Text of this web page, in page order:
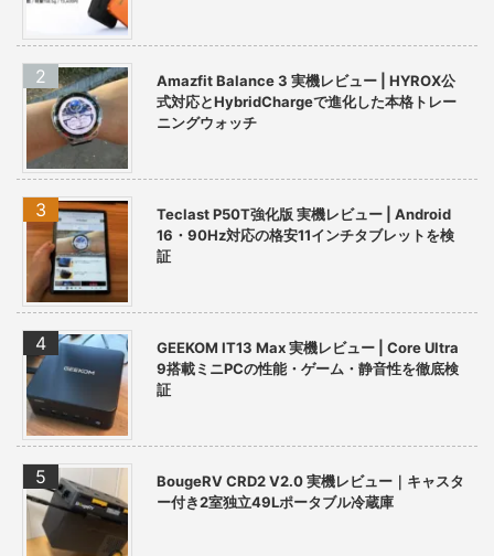
Amazfit Balance 3 実機レビュー | HYROX公
式対応とHybridChargeで進化した本格トレー
ニングウォッチ
Teclast P50T強化版 実機レビュー | Android
16・90Hz対応の格安11インチタブレットを検
証
GEEKOM IT13 Max 実機レビュー | Core Ultra
9搭載ミニPCの性能・ゲーム・静音性を徹底検
証
BougeRV CRD2 V2.0 実機レビュー｜キャスタ
ー付き2室独立49Lポータブル冷蔵庫